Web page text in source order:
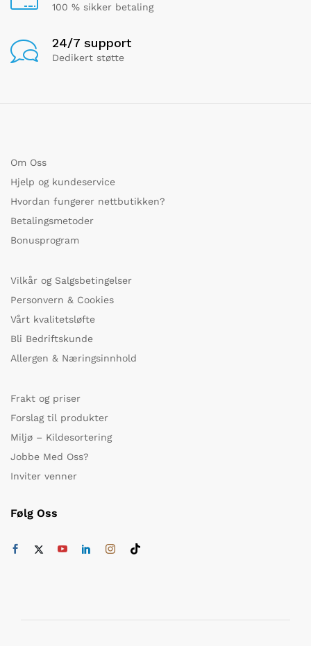
100 % sikker betaling
24/7 support
Dedikert støtte
Om Oss
Hjelp og kundeservice
Hvordan fungerer nettbutikken?
Betalingsmetoder
Bonusprogram
Vilkår og Salgsbetingelser
Personvern & Cookies
Vårt kvalitetsløfte
Bli Bedriftskunde
Allergen & Næringsinnhold
Frakt og priser
Forslag til produkter
Miljø – Kildesortering
Jobbe Med Oss?
Inviter venner
Følg Oss